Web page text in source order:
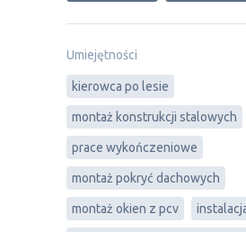
Umiejętności
kierowca po lesie
montaż konstrukcji stalowych
prace wykończeniowe
montaż pokryć dachowych
montaż okien z pcv